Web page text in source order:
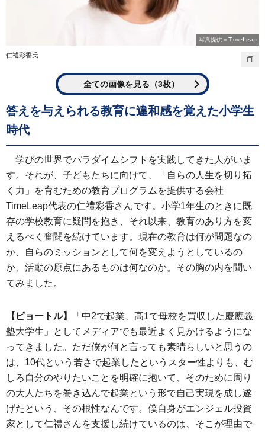
写真提供＝TimeLeap
仁禮彩香氏
全ての画像を見る（3枚）
答えを与えられる教育に違和感を覚えた小学生
時代
学びの世界でパラダイムシフトを実践してきた人がいま
す。それが、子どもたちに向けて、「自らの人生を切り拓
く力」を育むための教育プログラムを提供する会社
TimeLeap代表の仁禮彩香さんです。小学1年生のときに既
存の学校教育に疑問を抱き、それ以来、教育のあり方を変
えるべく奮闘を続けています。現在の教育は何が問題なの
か、自らのミッションとして何を変えようとしているの
か、活動の原点にあるものは何なのか。その胸の内を聞い
てみました。
【ピョートル】
「中2で起業、高1で母校を買収した慶應義
塾大学生」としてメディアでも最近よく見かけるようにな
ってきました。ただ僕が何と言っても素晴らしいと思うの
は、10代という若さで起業したというスター性よりも、む
しろ自分のやりたいことを明確に抱いて、そのために周り
の大人たちを巻き込んで起業という形で自己実現を成し遂
げたという、その根性なんです。僕自身がエンジェル投資
家として仁禮さんを支援し続けているのは、そこが理由で